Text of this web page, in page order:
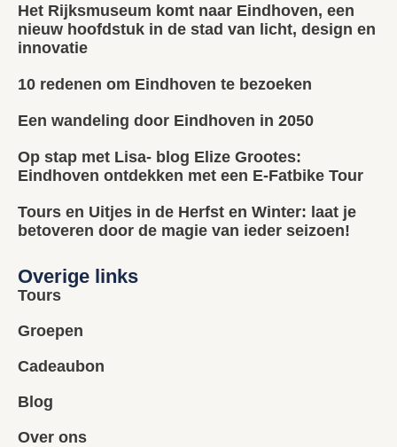
Het Rijksmuseum komt naar Eindhoven, een
nieuw hoofdstuk in de stad van licht, design en
innovatie
10 redenen om Eindhoven te bezoeken
Een wandeling door Eindhoven in 2050
Op stap met Lisa- blog Elize Grootes:
Eindhoven ontdekken met een E-Fatbike Tour
Tours en Uitjes in de Herfst en Winter: laat je
betoveren door de magie van ieder seizoen!
Overige links
Tours
Groepen
Cadeaubon
Blog
Over ons